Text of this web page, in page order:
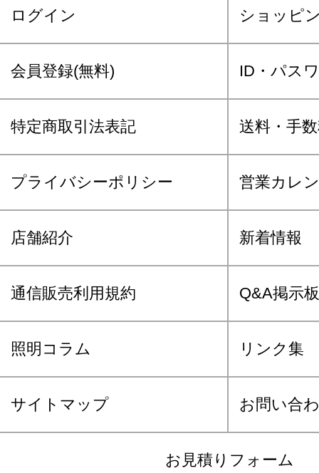
ログイン ショッピ
会員登録(無料) ID・パス
特定商取引法表記 送料・手
プライバシーポリシー 営業カレ
店舗紹介 新着情報
通信販売利用規約 Q&A掲示板
照明コラム リンク集
サイトマップ お問い合
お見積りフォーム